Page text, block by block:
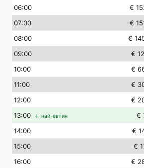
06:00 €
07:00 €
08:00 €
09:00 €
10:00 €
11:00 €
12:00 €
13:00 ← най-евтин €
14:00 €
15:00 €
16:00 €